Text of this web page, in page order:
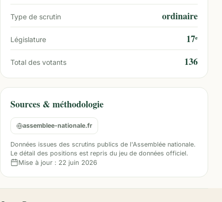
Type de scrutin ordinaire
Législature 17ᵉ
Total des votants 136
Sources & méthodologie
assemblee-nationale.fr
Données issues des scrutins publics de l'Assemblée nationale.
Le détail des positions est repris du jeu de données officiel.
Mise à jour : 22 juin 2026